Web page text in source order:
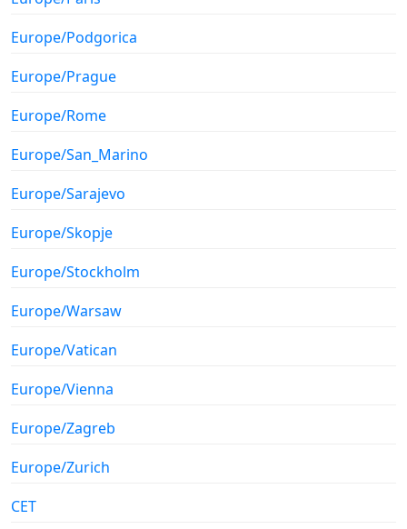
Europe/Podgorica
Europe/Prague
Europe/Rome
Europe/San_Marino
Europe/Sarajevo
Europe/Skopje
Europe/Stockholm
Europe/Warsaw
Europe/Vatican
Europe/Vienna
Europe/Zagreb
Europe/Zurich
CET